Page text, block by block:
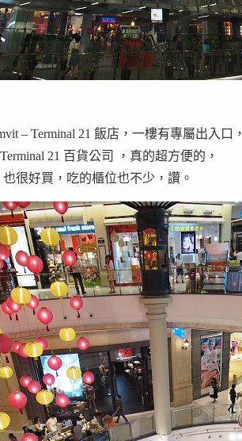
– Terminal 21 飯店，一樓有專屬出入口，
21 百貨公司 ，真的超方便的，
也很好買，吃的櫃位也不少，讚。